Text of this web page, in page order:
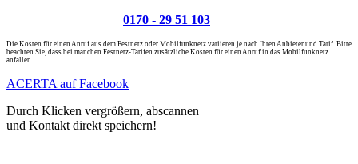
0170 - 29 51 103
Die Kosten für einen Anruf aus dem Festnetz oder Mobilfunknetz variieren je nach Ihren Anbieter und Tarif. Bitte
beachten Sie, dass bei manchen Festnetz-Tarifen zusätzliche Kosten für einen Anruf in das Mobilfunknetz
anfallen.
ACERTA auf Facebook
Durch Klicken ver­größern, ab­scannen
und Kontakt direkt speichern!